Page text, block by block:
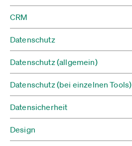
CRM
Datenschutz
Datenschutz (allgemein)
Datenschutz (bei einzelnen Tools)
Datensicherheit
Design